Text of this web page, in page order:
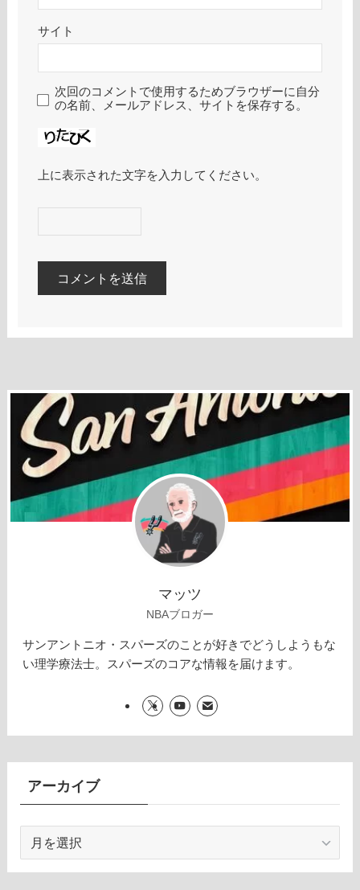
サイト
次回のコメントで使用するためブラウザーに自分
の名前、メールアドレス、サイトを保存する。
上に表示された文字を入力してください。
マッツ
NBAブロガー
サンアントニオ・スパーズのことが好きでどうしようもな
い理学療法士。スパーズのコアな情報を届けます。
アーカイブ
カ